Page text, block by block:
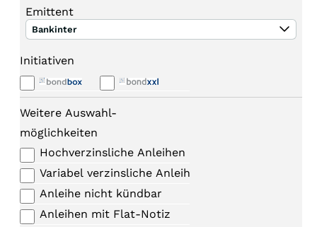
Emittent
Bankinter
Initiativen
Weitere Auswahl-
möglichkeiten
Hochverzinsliche Anleihen
Variabel verzinsliche Anleihen
Anleihe nicht kündbar
Anleihen mit Flat-Notiz